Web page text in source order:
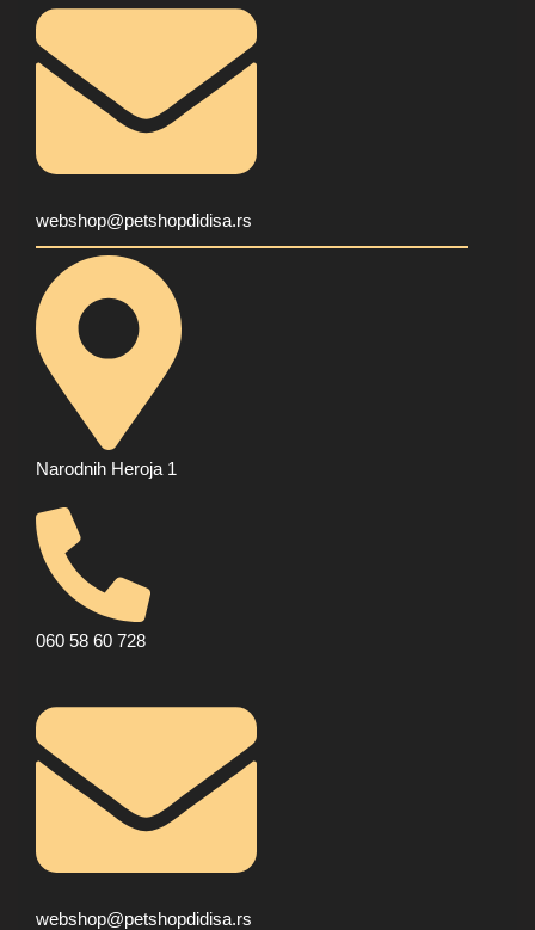
webshop@petshopdidisa.rs
Narodnih Heroja 1
060 58 60 728
webshop@petshopdidisa.rs